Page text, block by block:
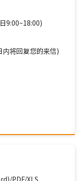
9:00~18:00)
将回复您的来信)
PDF/XLS